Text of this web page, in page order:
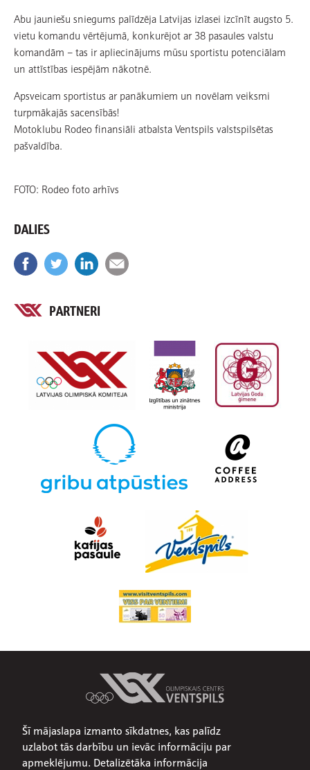
Šī mājaslapa izmanto sīkdatnes, kas palīdz
uzlabot tās darbību un ievāc informāciju par
apmeklējumu. Detalizētāka informācija
Abu jauniešu sniegums palīdzēja Latvijas izlasei izcīnīt augsto 5.
vietu komandu vērtējumā, konkurējot ar 38 pasaules valstu
komandām – tas ir apliecinājums mūsu sportistu potenciālam
un attīstības iespējām nākotnē.
Apsveicam sportistus ar panākumiem un novēlam veiksmi
turpmākajās sacensībās!
Motoklubu Rodeo finansiāli atbalsta Ventspils valstspilsētas
pašvaldība.
FOTO: Rodeo foto arhīvs
DALIES
PARTNERI
Par mums
Publiskojamā informācija